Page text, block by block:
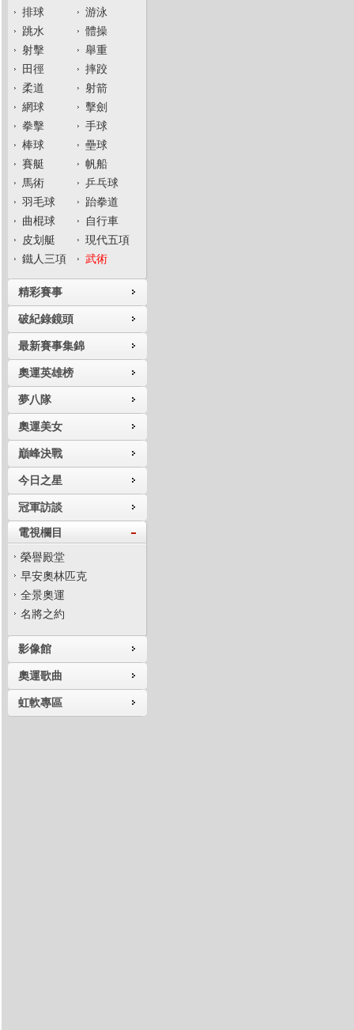
排球
游泳
跳水
體操
射擊
舉重
田徑
摔跤
柔道
射箭
網球
擊劍
拳擊
手球
棒球
壘球
賽艇
帆船
馬術
乒乓球
羽毛球
跆拳道
曲棍球
自行車
皮划艇
現代五項
鐵人三項
武術
精彩賽事
破紀錄鏡頭
最新賽事集錦
奧運英雄榜
夢八隊
奧運美女
巔峰決戰
今日之星
冠軍訪談
電視欄目
榮譽殿堂
早安奧林匹克
全景奧運
名將之約
影像館
奧運歌曲
虹軟專區